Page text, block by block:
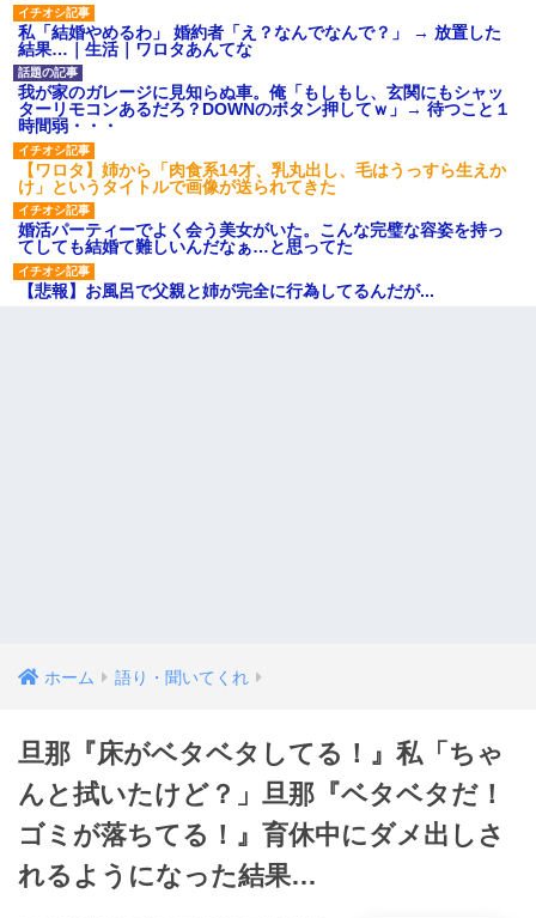
私「結婚やめるわ」 婚約者「え？なんでなんで？」 → 放置した
結果…｜生活｜ワロタあんてな
我が家のガレージに見知らぬ車。俺「もしもし、玄関にもシャッ
ターリモコンあるだろ？DOWNのボタン押してｗ」→ 待つこと１
時間弱・・・
【ワロタ】姉から「肉食系14才、乳丸出し、毛はうっすら生えか
け」というタイトルで画像が送られてきた
婚活パーティーでよく会う美女がいた。こんな完璧な容姿を持っ
てしても結婚て難しいんだなぁ…と思ってた
【悲報】お風呂で父親と姉が完全に行為してるんだが...
ホーム 語り・聞いてくれ
旦那『床がベタベタしてる！』私「ちゃ
んと拭いたけど？」旦那『ベタベタだ！
ゴミが落ちてる！』育休中にダメ出しさ
れるようになった結果…